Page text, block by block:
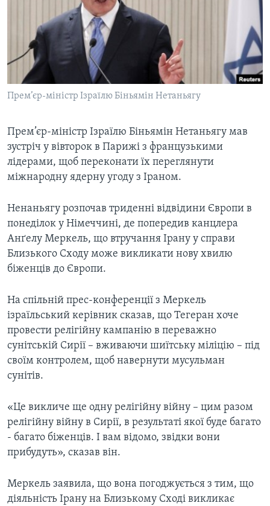
СУСПІЛЬСТВО
ЕКОНОМІКА
ІСТОРІЇ УСПІХУ УКРАЇНЦІВ
ТЕЛЕПРОГРАМИ
ЧАС-TIME
БРИФІНГ ГОЛОСУ АМЕРИКИ
ПРАЙМ-ТАЙМ
ПОГЛЯД З ВАШИНГТОНА
ENGLISH
Learning English
Мови
Прем’єр-міністр Ізраїлю Біньямін Нетаньягу
Прем’єр-міністр Ізраїлю Біньямін Нетаньягу мав
зустріч у вівторок в Парижі з французькими
лідерами, щоб переконати їх переглянути
міжнародну ядерну угоду з Іраном.
Ненаньягу розпочав триденні відвідини Європи в
понеділок у Німеччині, де попередив канцлера
Анґелу Меркель, що втручання Ірану у справи
Близького Сходу може викликати нову хвилю
біженців до Європи.
На спільній прес-конференції з Меркель
ізраїльський керівник сказав, що Тегеран хоче
провести релігійну кампанію в переважно
сунітській Сирії – вживаючи шиїтську міліцію – під
своїм контролем, щоб навернути мусульман
сунітів.
«Це викличе ще одну релігійну війну – цим разом
релігійну війну в Сирії, в результаті якої буде багато
- багато біженців. І вам відомо, звідки вони
прибудуть», сказав він.
Меркель заявила, що вона погоджується з тим, що
діяльність Ірану на Близькому Сході викликає